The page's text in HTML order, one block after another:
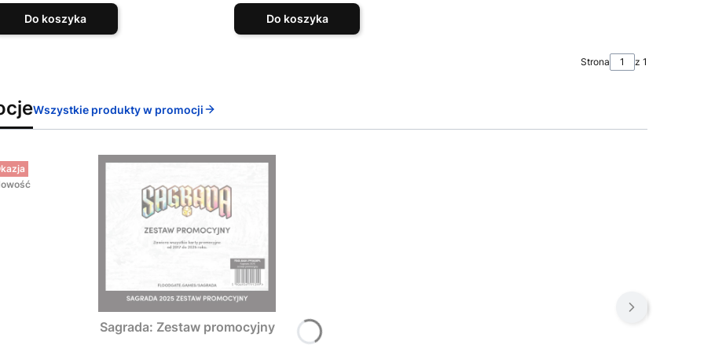
Do koszyka Do koszyka
Strona z 1
Wszystkie produkty w promocji
Sagrada: Zestaw promocyjny